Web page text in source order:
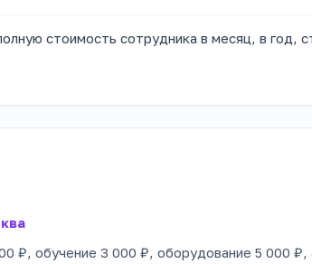
стоимость сотрудника в месяц, в год,
₽, обучение 3 000 ₽, оборудование 5 000 ₽,